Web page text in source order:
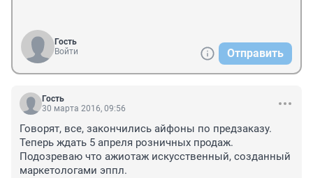
Гость
Войти
Отправить
Гость
30 марта 2016, 09:56
Говорят, все, закончились айфоны по предзаказу.
Теперь ждать 5 апреля розничных продаж.
Подозреваю что ажиотаж искусственный, созданный
маркетологами эппл.